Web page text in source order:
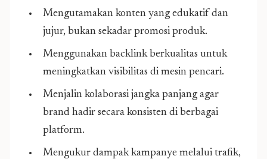
Mengutamakan konten yang edukatif dan
jujur, bukan sekadar promosi produk.
Menggunakan backlink berkualitas untuk
meningkatkan visibilitas di mesin pencari.
Menjalin kolaborasi jangka panjang agar
brand hadir secara konsisten di berbagai
platform.
Mengukur dampak kampanye melalui trafik,